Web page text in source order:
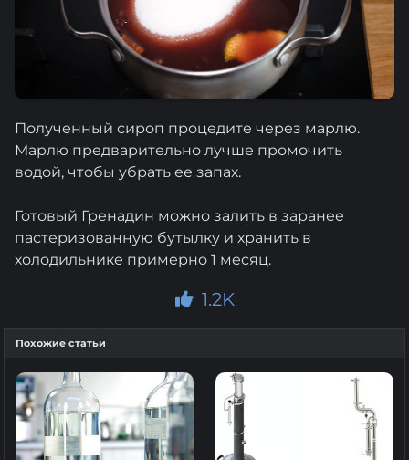
Полученный сироп процедите через марлю.
Марлю предварительно лучше промочить
водой, чтобы убрать ее запах.
Готовый Гренадин можно залить в заранее
пастеризованную бутылку и хранить в
холодильнике примерно 1 месяц.
1.2K
Похожие статьи